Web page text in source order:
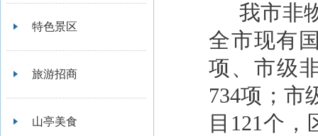
特色景区
旅游招商
山亭美食
我市非
全市现有
项、市级
734项；市
目121个